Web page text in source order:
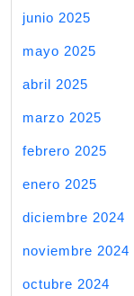
junio 2025
mayo 2025
abril 2025
marzo 2025
febrero 2025
enero 2025
diciembre 2024
noviembre 2024
octubre 2024